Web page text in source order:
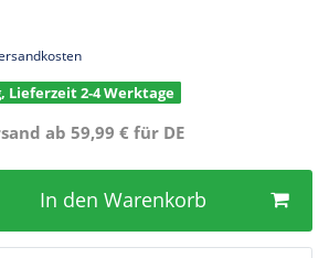
Lieferzeit 2-4 Werktage
ab 59,99 € für DE
In den Warenkorb